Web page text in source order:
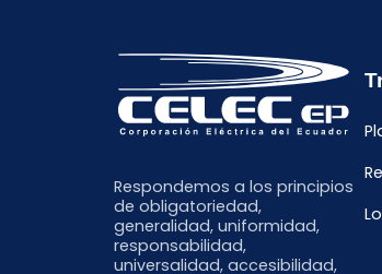
Respondemos a los principios
de obligatoriedad,
generalidad, uniformidad,
responsabilidad,
universalidad, accesibilidad,